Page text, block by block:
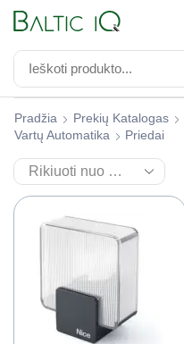
Pradžia Prekių Katalogas
Vartų Automatika
Priedai